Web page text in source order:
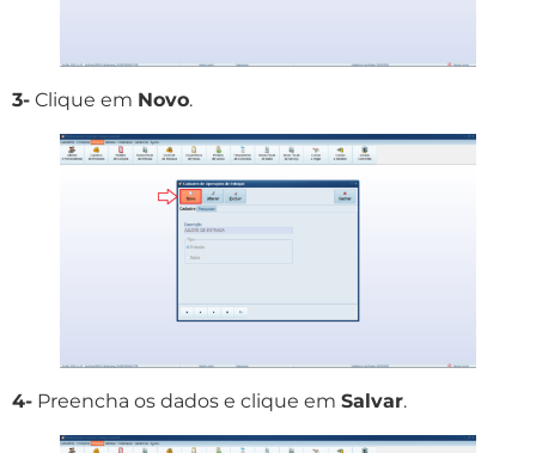
3- Clique em Novo.
4- Preencha os dados e clique em Salvar.